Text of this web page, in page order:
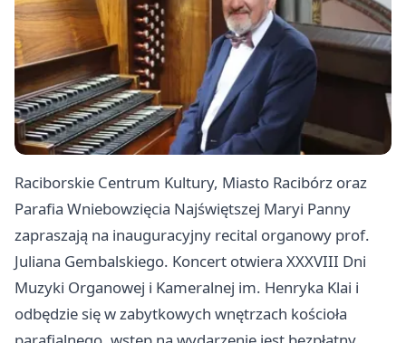
Raciborskie Centrum Kultury, Miasto Racibórz oraz
Parafia Wniebowzięcia Najświętszej Maryi Panny
zapraszają na inauguracyjny recital organowy prof.
Juliana Gembalskiego. Koncert otwiera XXXVIII Dni
Muzyki Organowej i Kameralnej im. Henryka Klai i
odbędzie się w zabytkowych wnętrzach kościoła